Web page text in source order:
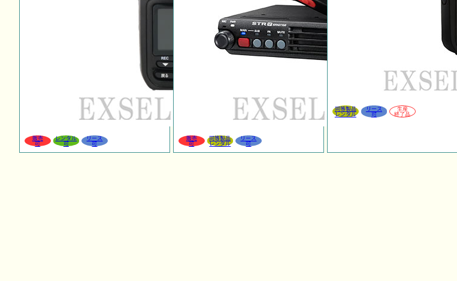
販売
可
レンタル
可
リース
可
販売
可
同等製品
レンタル
リース
可
同等製品
レンタル
リース
可
生産
終了品